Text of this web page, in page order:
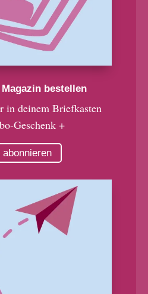
Magazin bestellen
in deinem Briefkasten
Geschenk +